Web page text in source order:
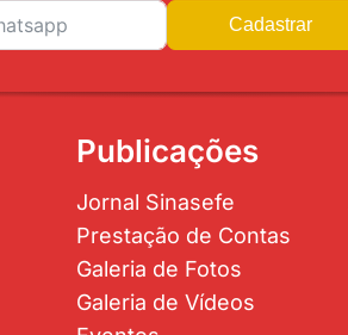
Cadastrar
Publicações
Jornal Sinasefe
Prestação de Contas
Galeria de Fotos
Galeria de Vídeos